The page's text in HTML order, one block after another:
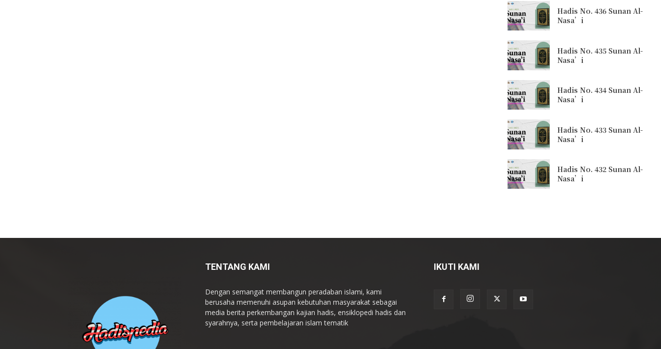
Hadis No. 436 Sunan Al-
Nasa’i
Hadis No. 435 Sunan Al-
Nasa’i
Hadis No. 434 Sunan Al-
Nasa’i
Hadis No. 433 Sunan Al-
Nasa’i
Hadis No. 432 Sunan Al-
Nasa’i
TENTANG KAMI
Dengan semangat membangun peradaban islami, kami
berusaha memenuhi asupan kebutuhan masyarakat sebagai
media berita perkembangan kajian hadis, ensiklopedi hadis dan
syarahnya, serta pembelajaran islam tematik
IKUTI KAMI